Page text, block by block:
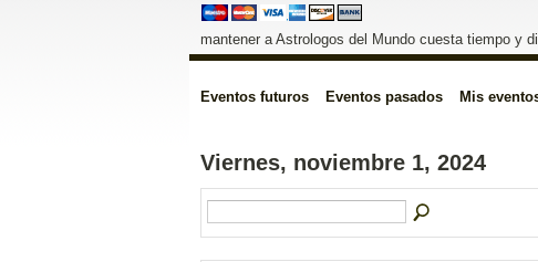
mantener a Astrologos del Mundo cuesta tiempo y
Eventos futuros Eventos pasados Mis
Viernes, noviembre 1, 2024